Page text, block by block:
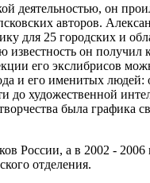
деятельностью, он
авторов.
для 25 городских и
он получил
его экслибрисов
и его именитых людей:
до художественной
была графика
России, а в 2002 - 2006
отделения.